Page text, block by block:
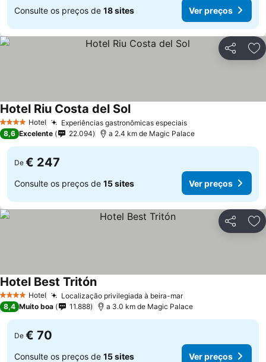
Consulte os preços de 18 sites Ver preços
Partilhar
4 EstrelasHotel Experiências gastronômicas especiaisVer preços
Hotel Riu Costa del SolVer preços
8,6 Excelente 22.094 a 2.4 km de Magic Palace
De € 247
Consulte os preços de 15 sites Ver preços
Partilhar
4 EstrelasHotel Localização privilegiada à beira-marVer preços
Hotel Best TritónVer preços
8,4 Muito boa 11.888 a 3.0 km de Magic Palace
De € 70
Consulte os preços de 15 sites Ver preços